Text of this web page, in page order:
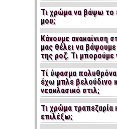
Τι χρώμα να βάψω το
μου;
Κάνουμε ανακαίνιση
μας θέλει να
της ροζ. Τι μπορούμε
Τί ύφασμα
έχω μπλε βελούδινο
νεοκλασικό στιλ;
Τι χρώμα τραπεζαρία
επιλέξω;